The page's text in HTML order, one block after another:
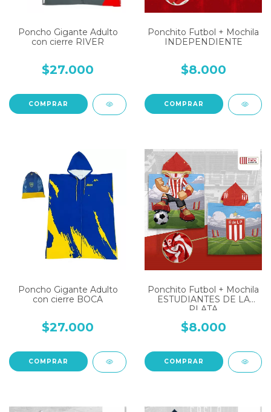
Poncho Gigante Adulto
con cierre RIVER
$27.000
Ponchito Futbol + Mochila
INDEPENDIENTE
$8.000
COMPRAR
Poncho Gigante Adulto
con cierre BOCA
$27.000
Ponchito Futbol + Mochila
ESTUDIANTES DE LA
PLATA
$8.000
COMPRAR